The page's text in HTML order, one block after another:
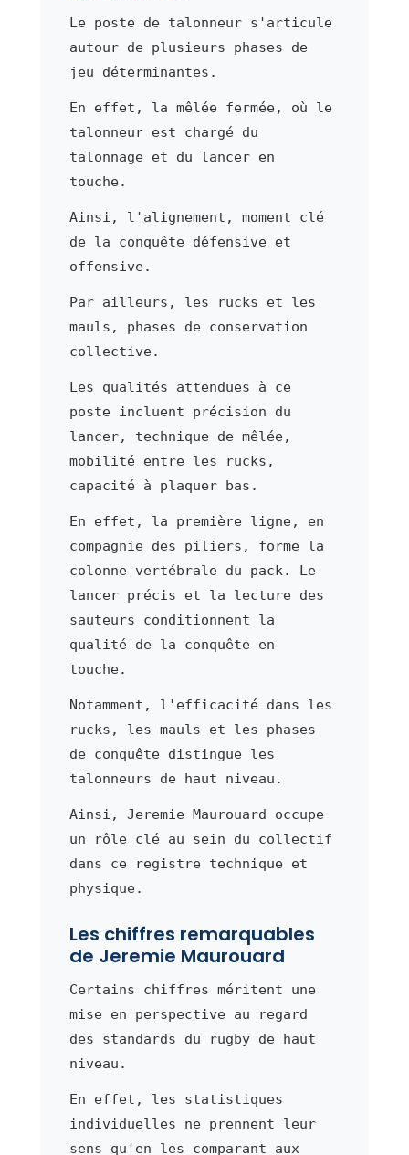
Le poste de talonneur s'articule
autour de plusieurs phases de
jeu déterminantes.
En effet, la mêlée fermée, où le
talonneur est chargé du
talonnage et du lancer en
touche.
Ainsi, l'alignement, moment clé
de la conquête défensive et
offensive.
Par ailleurs, les rucks et les
mauls, phases de conservation
collective.
Les qualités attendues à ce
poste incluent précision du
lancer, technique de mêlée,
mobilité entre les rucks,
capacité à plaquer bas.
En effet, la première ligne, en
compagnie des piliers, forme la
colonne vertébrale du pack. Le
lancer précis et la lecture des
sauteurs conditionnent la
qualité de la conquête en
touche.
Notamment, l'efficacité dans les
rucks, les mauls et les phases
de conquête distingue les
talonneurs de haut niveau.
Ainsi, Jeremie Maurouard occupe
un rôle clé au sein du collectif
dans ce registre technique et
physique.
Les chiffres remarquables
de Jeremie Maurouard
Certains chiffres méritent une
mise en perspective au regard
des standards du rugby de haut
niveau.
En effet, les statistiques
individuelles ne prennent leur
sens qu'en les comparant aux